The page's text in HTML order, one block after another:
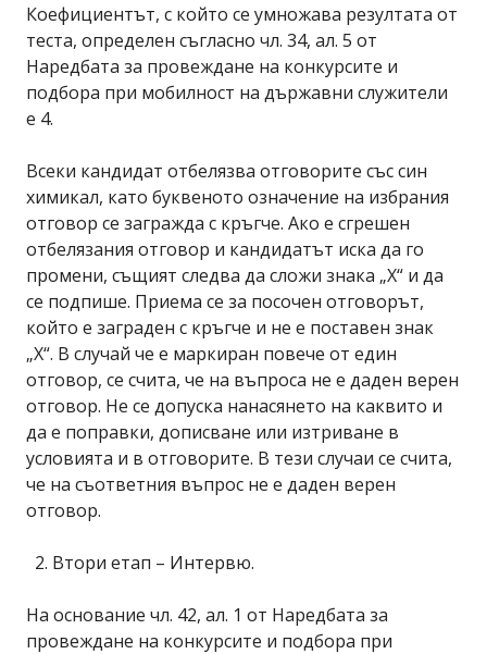
Коефициентът, с който се умножава резултата от
теста, определен съгласно чл. 34, ал. 5 от
Наредбата за провеждане на конкурсите и
подбора при мобилност на държавни служители
е 4.
Всеки кандидат отбелязва отговорите със син
химикал, като буквеното означение на избрания
отговор се загражда с кръгче. Ако е сгрешен
отбелязания отговор и кандидатът иска да го
промени, същият следва да сложи знака „Х“ и да
се подпише. Приема се за посочен отговорът,
който е заграден с кръгче и не е поставен знак
„Х“. В случай че е маркиран повече от един
отговор, се счита, че на въпроса не е даден верен
отговор. Не се допуска нанасянето на каквито и
да е поправки, дописване или изтриване в
условията и в отговорите. В тези случаи се счита,
че на съответния въпрос не е даден верен
отговор.
2. Втори етап – Интервю.
На основание чл. 42, ал. 1 от Наредбата за
провеждане на конкурсите и подбора при